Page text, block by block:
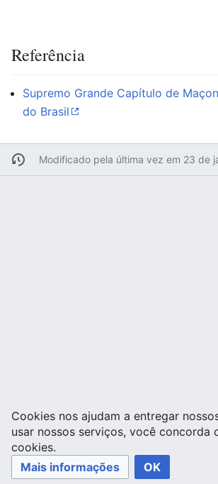
Referência
Supremo Grande Capítulo de
do Brasil
Cookies nos ajudam a entregar
usar nossos serviços, você concorda
cookies.
Mais informações
OK